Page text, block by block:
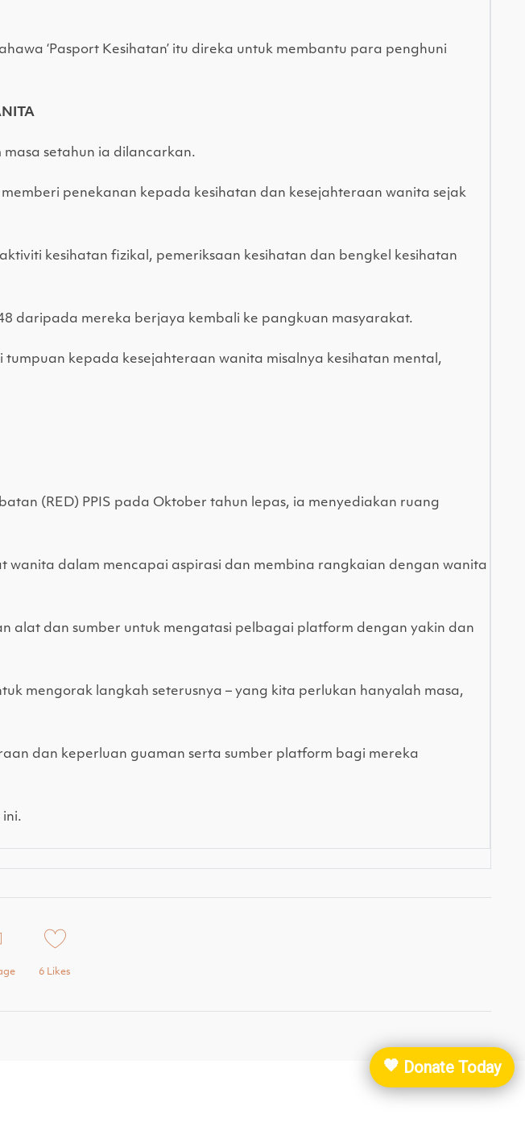
‘Pasport Kesihatan’ itu direka untuk membantu para penghuni
setahun ia dilancarkan.
penekanan kepada kesihatan dan kesejahteraan wanita sejak
kesihatan fizikal, pemeriksaan kesihatan dan bengkel kesihatan
daripada mereka berjaya kembali ke pangkuan masyarakat.
kepada kesejahteraan wanita misalnya kesihatan mental,
(RED) PPIS pada Oktober tahun lepas, ia menyediakan ruang
wanita dalam mencapai aspirasi dan membina rangkaian dengan wanita
alat dan sumber untuk mengatasi pelbagai platform dengan yakin dan
mengorak langkah seterusnya – yang kita perlukan hanyalah masa,
dan keperluan guaman serta sumber platform bagi mereka
ini.
6 Likes
🧡 Donate Today